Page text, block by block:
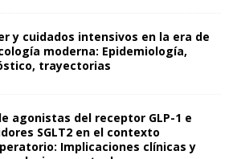
y cuidados intensivos en la era de
moderna: Epidemiología,
trayectorias
agonistas del receptor GLP-1 e
SGLT2 en el contexto
Implicaciones clínicas y